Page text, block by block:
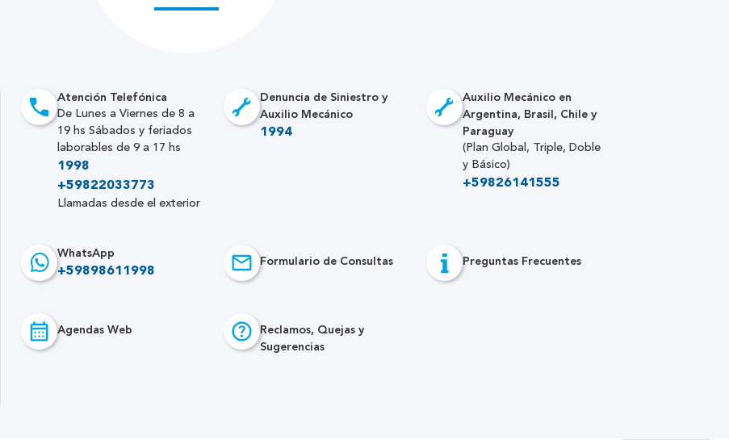
Atención Telefónica
De Lunes a Viernes de 8 a
19 hs Sábados y feriados
laborables de 9 a 17 hs
1998
+59822033773
Llamadas desde el exterior
Denuncia de Siniestro y
Auxilio Mecánico
1994
Auxilio Mecánico en
Argentina, Brasil, Chile y
Paraguay
(Plan Global, Triple, Doble
y Básico)
+59826141555
WhatsApp
+59898611998
Formulario de Consultas Preguntas Frecuentes
Agendas Web
Reclamos, Quejas y
Sugerencias